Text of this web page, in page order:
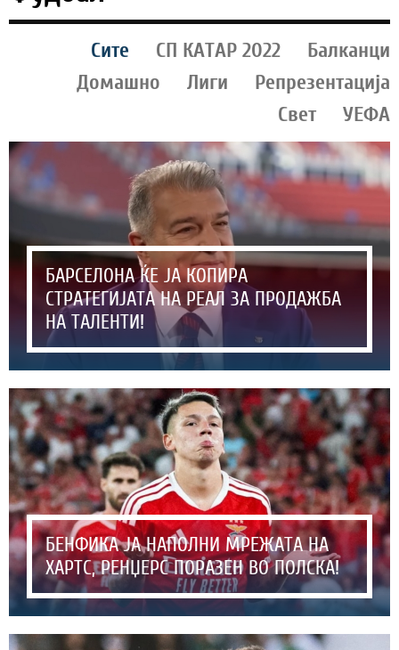
Сите СП КАТАР 2022
Балканци
Домашно
Лиги
Репрезентација
Свет
УЕФА
БАРСЕЛОНА ЌЕ ЈА КОПИРА
СТРАТЕГИЈАТА НА РЕАЛ ЗА ПРОДАЖБА
НА ТАЛЕНТИ!
БЕНФИКА ЈА НАПОЛНИ МРЕЖАТА НА
ХАРТС, РЕНЏЕРС ПОРАЗЕН ВО ПОЛСКА!